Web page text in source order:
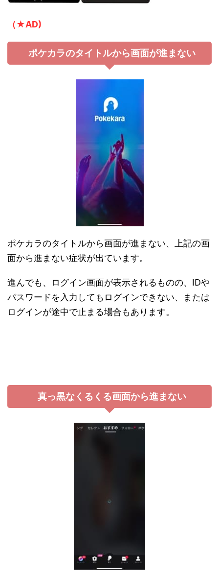
（★AD)
ポケカラのタイトルから画面が進まない
ポケカラのタイトルから画面が進まない、上記の画
面から進まない症状が出ています。
進んでも、ログイン画面が表示されるものの、IDや
パスワードを入力してもログインできない、または
ログインが途中で止まる場合もあります。
真っ黒なくるくる画面から進まない